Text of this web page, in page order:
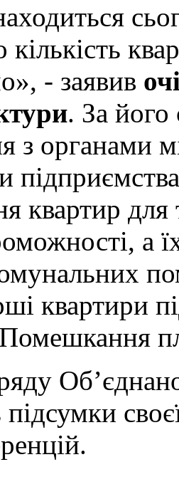
кількість
- заявив
. За його
з органами
квартир
а
квартири